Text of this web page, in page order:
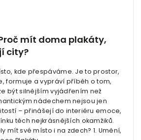
mít doma plakáty,
city?
kde přespáváme. Je to prostor,
formuje a vypráví příběh o tom,
být silnějším vyjádřením než
nádechem nejsou jen
– přinášejí do interiéru emoce,
těch nejkrásnějších okamžiků.
mít své místo i na zdech? 1. Umění,